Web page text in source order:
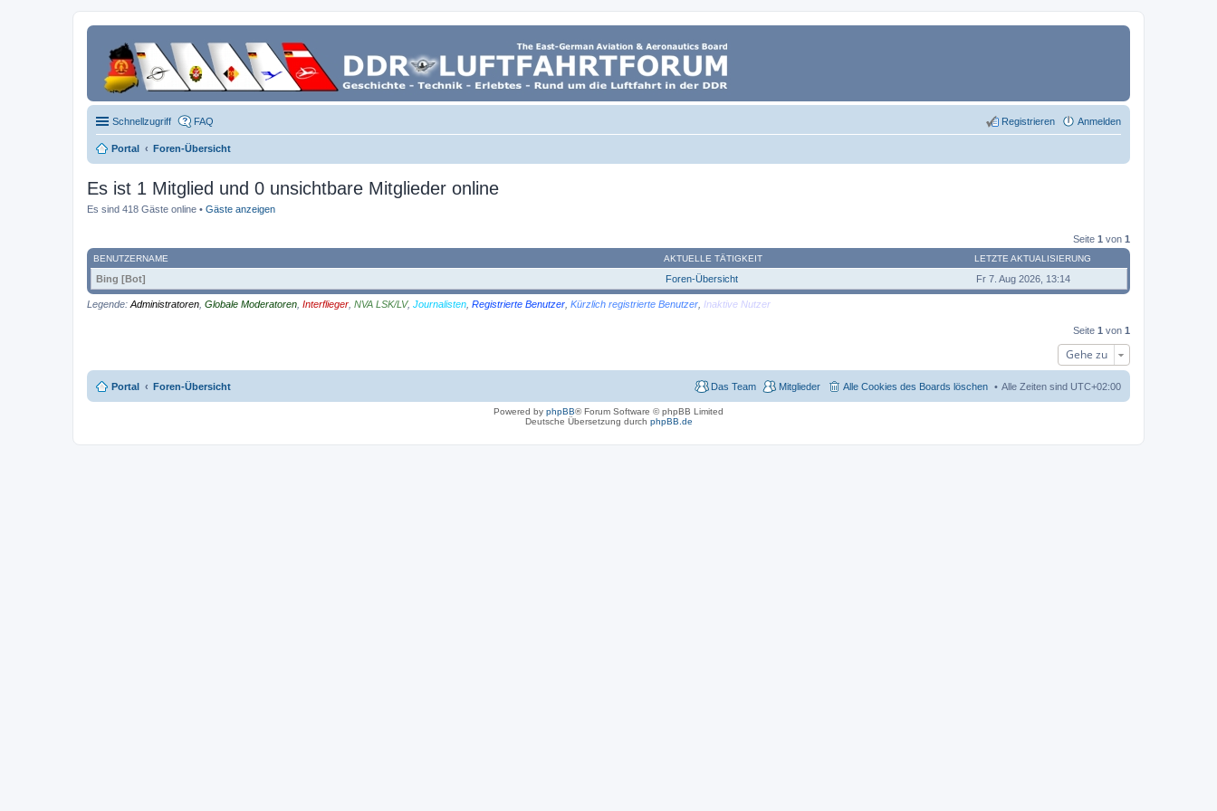
Schnellzugriff FAQ Anmelden
Registrieren
Portal Foren-Übersicht
Es ist 1 Mitglied und 0 unsichtbare Mitglieder online
Es sind 418 Gäste online • Gäste anzeigen
Seite 1 von 1
BENUTZERNAME AKTUELLE TÄTIGKEIT LETZTE AKTUALISIERUNG
Bing [Bot] Foren-Übersicht Fr 7. Aug 2026, 13:14
Legende: Administratoren Globale Moderatoren Interflieger NVA LSK/LV, Journalisten Registrierte Benutzer Kürzlich registrierte Benutzer Inaktive Nutzer
Seite 1 von 1
Gehe zu
Portal Foren-Übersicht Alle Zeiten sind UTC+02:00
Alle Cookies des Boards löschen
Mitglieder
Das Team
Powered by phpBB® Forum Software © phpBB Limited
Deutsche Übersetzung durch phpBB.de